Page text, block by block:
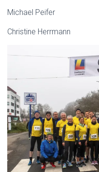
Michael Peifer
Christine